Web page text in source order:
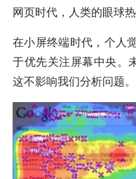
网页时代，人类的眼球热
在小屏终端时代，个人
于优先关注屏幕中央。
这不影响我们分析问题。